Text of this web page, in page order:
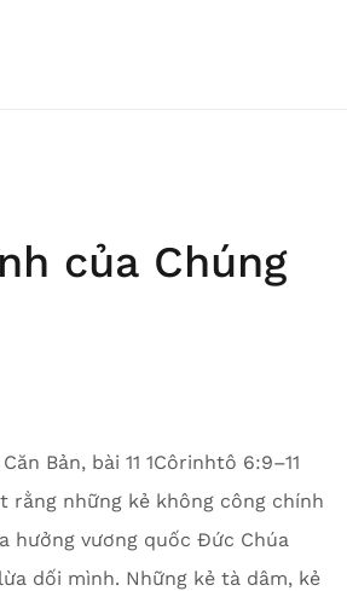
của Chúng
Bản, bài 11 1Côrinhtô 6:9–11
rằng những kẻ không công chính
hưởng vương quốc Đức Chúa
dối mình. Những kẻ tà dâm, kẻ